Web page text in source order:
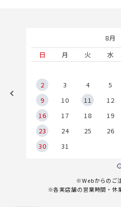
8月
日
月 火 水
2
3 4 5
9
10 11 12
16
17 18 19
23
24 25 26
30
31
※Webからのご
※各実店舗の営業時間・休